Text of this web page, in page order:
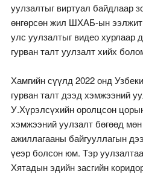
уулзалтыг виртуал байдлаар
өнгөрсөн жил ШХАБ-ын ээлжит
улс уулзалтыг видео хурлаар
гурван талт уулзалт хийх
Хамгийн сүүлд 2022 онд
гурван талт дээд хэмжээний
У.Хүрэлсүхийн оролцсон
хэмжээний уулзалт бөгөөд
ажиллагааны байгууллагын
үеэр болсон юм. Тэр
Хятадын эдийн засгийн